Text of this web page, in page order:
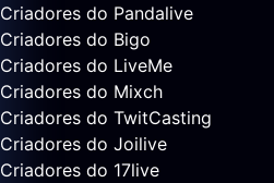
Criadores do Pandalive
Criadores do Bigo
Criadores do LiveMe
Criadores do Mixch
Criadores do TwitCasting
Criadores do Joilive
Criadores do 17live